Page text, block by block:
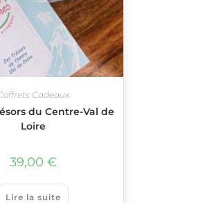
Cadeaux
du Centre-Val de
Loire
39,00 €
Lire la suite